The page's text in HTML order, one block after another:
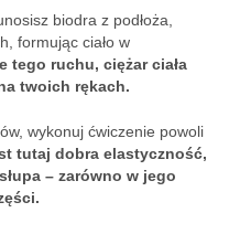
biodra z podłoża,
formując ciało w
tego ruchu, ciężar ciała
twoich rękach.
wykonuj ćwiczenie powoli
tutaj dobra elastyczność,
– zarówno w jego